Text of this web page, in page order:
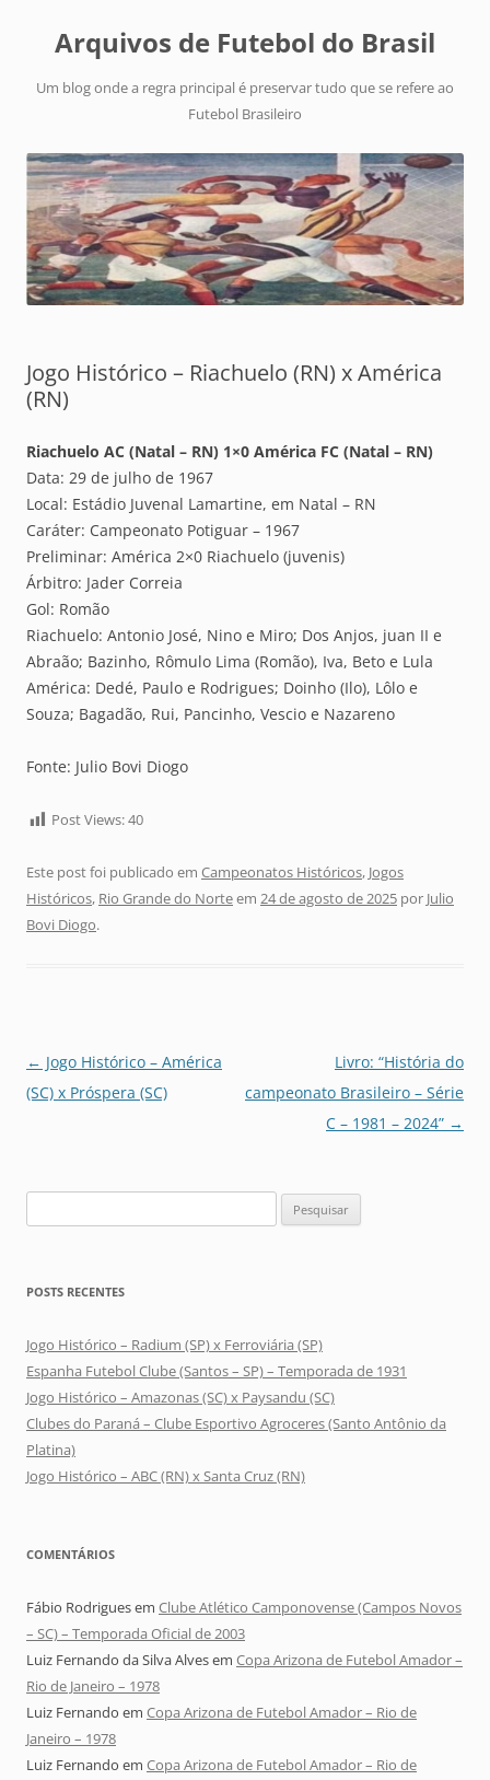
Arquivos de Futebol do Brasil
Um blog onde a regra principal é preservar tudo que se refere ao
Futebol Brasileiro
Jogo Histórico – Riachuelo (RN) x América
(RN)
Riachuelo AC (Natal – RN) 1×0 América FC (Natal – RN)
Data: 29 de julho de 1967
Local: Estádio Juvenal Lamartine, em Natal – RN
Caráter: Campeonato Potiguar – 1967
Preliminar: América 2×0 Riachuelo (juvenis)
Árbitro: Jader Correia
Gol: Romão
Riachuelo: Antonio José, Nino e Miro; Dos Anjos, juan II e
Abraão; Bazinho, Rômulo Lima (Romão), Iva, Beto e Lula
América: Dedé, Paulo e Rodrigues; Doinho (Ilo), Lôlo e
Souza; Bagadão, Rui, Pancinho, Vescio e Nazareno
Fonte: Julio Bovi Diogo
Post Views:40
Este post foi publicado em Campeonatos Históricos, Jogos
Históricos, Rio Grande do Norteem 24 de agosto de 2025 por Julio
Bovi Diogo.
Navegação
de
← Jogo Histórico – América
(SC) x Próspera (SC)
Livro: “História do
campeonato Brasileiro – Série
C – 1981 – 2024” →
por:
POSTS RECENTES
Jogo Histórico – Radium (SP) x Ferroviária (SP)
Espanha Futebol Clube (Santos – SP) – Temporada de 1931
Jogo Histórico – Amazonas (SC) x Paysandu (SC)
Clubes do Paraná – Clube Esportivo Agroceres (Santo Antônio da
Platina)
Jogo Histórico – ABC (RN) x Santa Cruz (RN)
COMENTÁRIOS
Fábio Rodriguesem Clube Atlético Camponovense (Campos Novos
– SC) – Temporada Oficial de 2003
Luiz Fernando da Silva Alvesem Copa Arizona de Futebol Amador –
Rio de Janeiro – 1978
Luiz Fernando em Copa Arizona de Futebol Amador – Rio de
Janeiro – 1978
Luiz Fernando em Copa Arizona de Futebol Amador – Rio de